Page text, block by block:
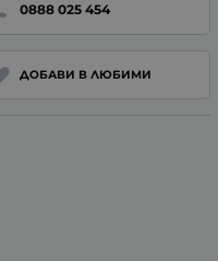
0888 025 454
ДОБАВИ В ЛЮБИМИ